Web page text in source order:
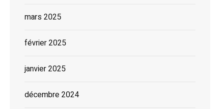
mars 2025
février 2025
janvier 2025
décembre 2024